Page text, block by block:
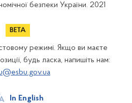
безпеки України. 2021
режимі. Якщо ви маєте
будь ласка, напишіть нам:
In English